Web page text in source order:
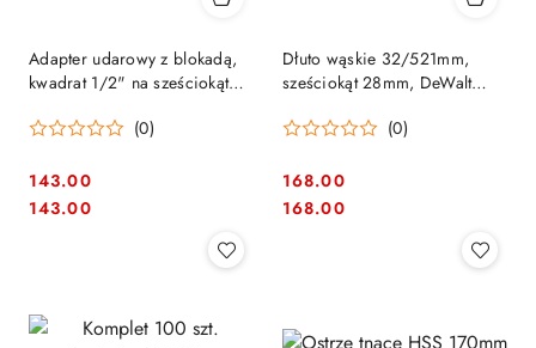
Adapter udarowy z blokadą,
kwadrat 1/2" na sześciokąt
(0)
Cena:
143.00
Cena:
143.00
Dłuto wąskie 32/521mm,
sześciokąt 28mm, DeWalt
(0)
Cena:
168.00
Cena:
168.00